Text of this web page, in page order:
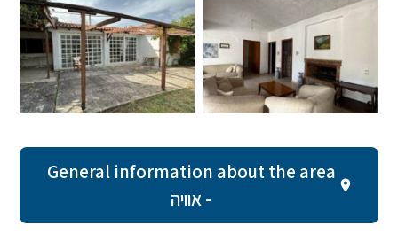
General information about the area
- אוויה